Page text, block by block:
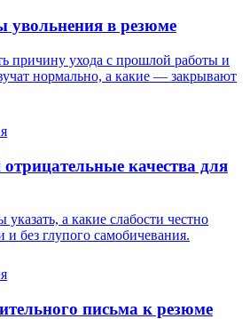
увольнения в резюме
причину ухода с прошлой работы и
нормально, а какие — закрывают
качества для
а какие слабости честно
без глупого самобичевания.
письма к резюме